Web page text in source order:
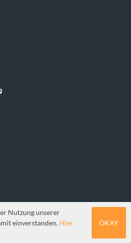
Nutzung unserer
einverstanden. Hier
OKAY